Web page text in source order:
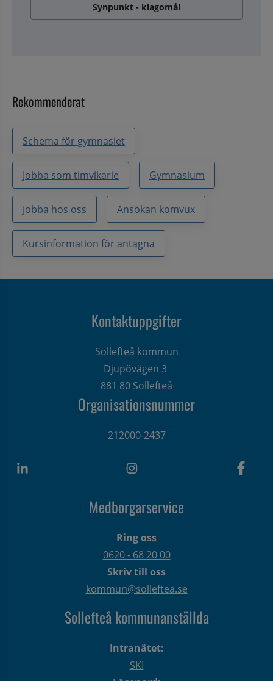
Synpunkt - klagomål
Rekommenderat
Schema för gymnasiet
Jobba som timvikarie Gymnasium
Jobba hos oss Ansökan komvux
Kursinformation för antagna
Kontaktuppgifter
Sollefteå kommun
Djupövägen 3
881 80 Sollefteå
Organisationsnummer
212000-2437
Medborgarservice
Ring oss
0620 - 68 20 00
Skriv till oss
kommun@solleftea.se
Sollefteå kommunanställda
Intranätet:
SKI